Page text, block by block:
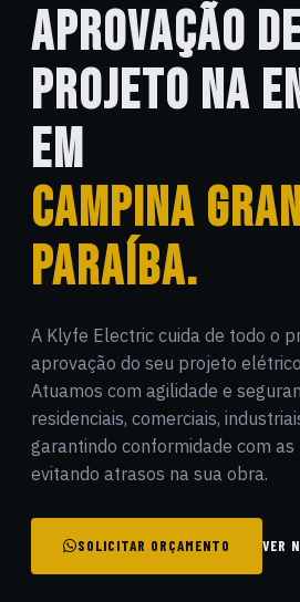
APROVAÇÃO
PROJETO NA
EM
CAMPINA
PARAÍBA.
A Klyfe Electric cuida de todo o
aprovação do seu projeto
Atuamos com agilidade e
residenciais, comerciais,
garantindo conformidade com
evitando atrasos na sua obra.
SOLICITAR ORÇAMENTO VER